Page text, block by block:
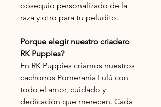
obsequio personalizado de la
raza y otro para tu peludito.
Porque elegir nuestro criadero
RK Puppies?
En RK Puppies criamos nuestros
cachorros Pomerania Lulú con
todo el amor, cuidado y
dedicación que merecen. Cada